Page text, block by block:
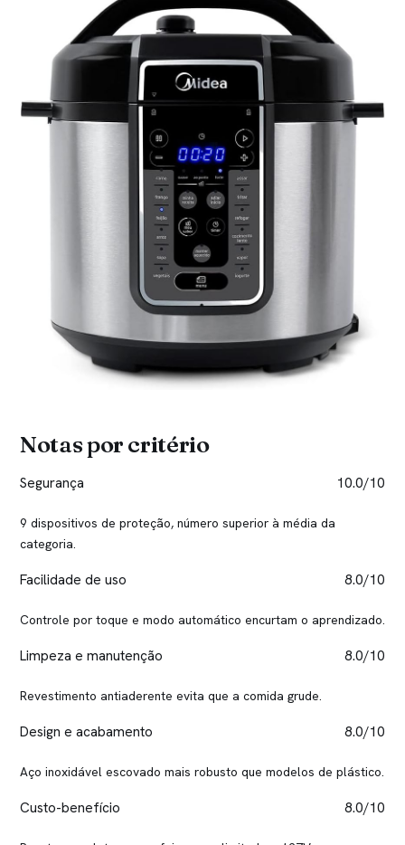
Notas por critério
Segurança 10.0/10
9 dispositivos de proteção, número superior à média da
categoria.
Facilidade de uso 8.0/10
Controle por toque e modo automático encurtam o aprendizado.
Limpeza e manutenção 8.0/10
Revestimento antiaderente evita que a comida grude.
Design e acabamento 8.0/10
Aço inoxidável escovado mais robusto que modelos de plástico.
Custo-benefício 8.0/10